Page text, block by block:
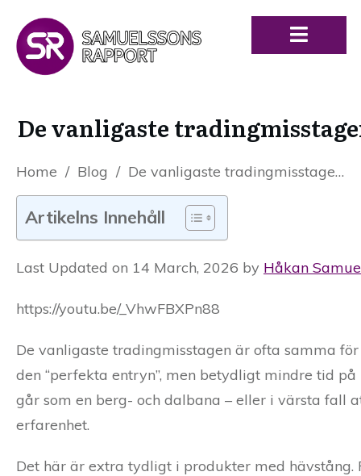
De vanligaste
Home / Blog / De vanligaste tradingmisstagen nybörjare gör och hur du undviker dem
Artikelns Innehåll
Last Updated on 14 March, 2026 by Håkan
https://youtu.be/_VhwFBXPn88
De vanligaste tradingmisstagen är ofta samma
den “perfekta entryn”, men betydligt mindre tid
går som en berg- och dalbana – eller i värsta fall
erfarenhet.
Det här är extra tydligt i produkter med